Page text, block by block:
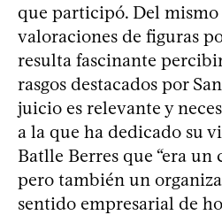
que participó. Del mismo
valoraciones de figuras
resulta fascinante
rasgos destacados por
juicio es relevante y
a la que ha dedicado su
Batlle Berres que “era
pero también un
sentido empresarial de